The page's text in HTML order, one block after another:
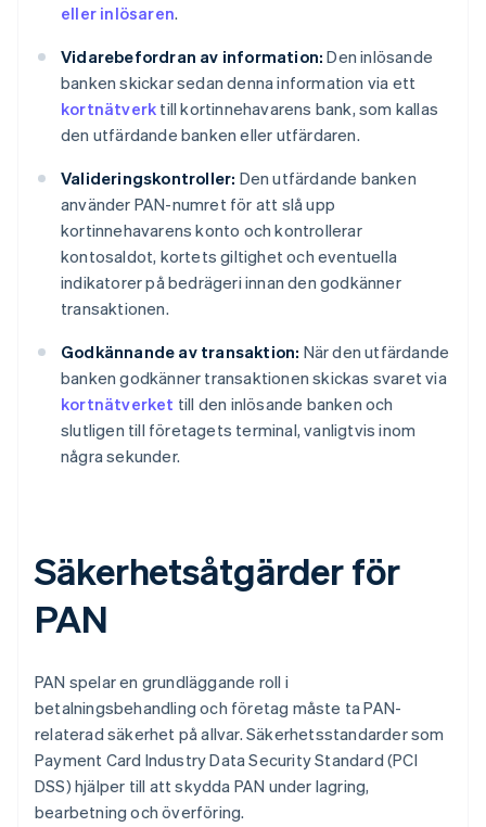
eller inlösaren.
Vidarebefordran av information: Den inlösande
banken skickar sedan denna information via ett
kortnätverk till kortinnehavarens bank, som kallas
den utfärdande banken eller utfärdaren.
Valideringskontroller: Den utfärdande banken
använder PAN-numret för att slå upp
kortinnehavarens konto och kontrollerar
kontosaldot, kortets giltighet och eventuella
indikatorer på bedrägeri innan den godkänner
transaktionen.
Godkännande av transaktion: När den utfärdande
banken godkänner transaktionen skickas svaret via
kortnätverket till den inlösande banken och
slutligen till företagets terminal, vanligtvis inom
några sekunder.
Säkerhetsåtgärder för
PAN
PAN spelar en grundläggande roll i
betalningsbehandling och företag måste ta PAN-
relaterad säkerhet på allvar. Säkerhetsstandarder som
Payment Card Industry Data Security Standard (PCI
DSS) hjälper till att skydda PAN under lagring,
bearbetning och överföring.